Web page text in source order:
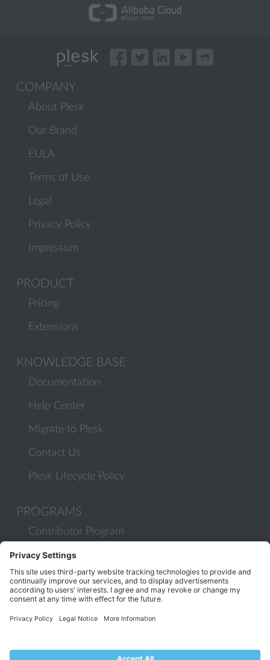
COMPANY
About Plesk
Our Brand
EULA
Terms of Use
Legal
Privacy Policy
Impressum
PRODUCT
Pricing
Extensions
KNOWLEDGE BASE
Documentation
Help Center
Migrate to Plesk
Contact Us
Plesk Lifecycle Policy
PROGRAMS
Contributor Program
Partner Program
COMMUNITY